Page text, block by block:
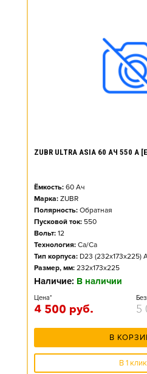
ZUBR ULTRA ASIA 60 АЧ 550 А
Ёмкость: 60 Ач
Марка: ZUBR
Полярность: Обратная
Пусковой ток: 550
Вольт: 12
Технология: Ca/Ca
Тип корпуса: D23 (232x173x225)
Размер, мм: 232x173x225
Наличие: В наличии
Цена*
4 500 руб. 5
В
В 1 клик